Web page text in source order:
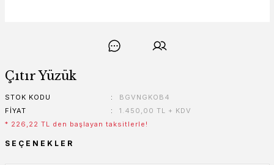
Çıtır Yüzük
STOK KODU
BGVNGKOB4
FIYAT
1.450,00 TL + KDV
* 226,22 TL den başlayan taksitlerle!
SEÇENEKLER